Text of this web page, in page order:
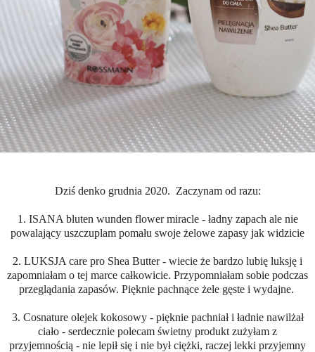
Dziś denko grudnia 2020. Zaczynam od razu:
1. ISANA bluten wunden flower miracle - ładny zapach ale nie
powalający uszczuplam pomału swoje żelowe zapasy jak widzicie
2. LUKSJA care pro Shea Butter - wiecie że bardzo lubię luksję i
zapomniałam o tej marce całkowicie. Przypomniałam sobie podczas
przeglądania zapasów. Pięknie pachnące żele gęste i wydajne.
3. Cosnature olejek kokosowy - pięknie pachniał i ładnie nawilżał
ciało - serdecznie polecam świetny produkt zużyłam z
przyjemnością - nie lepił się i nie był ciężki, raczej lekki przyjemny